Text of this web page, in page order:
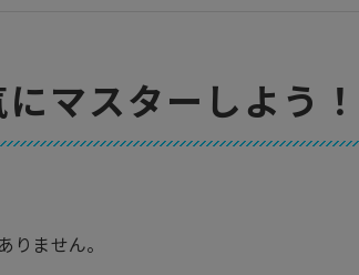
マスターしよう！
りません。